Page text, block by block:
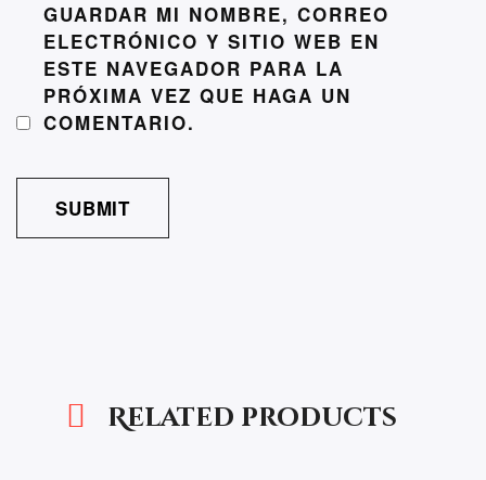
GUARDAR MI NOMBRE, CORREO
ELECTRÓNICO Y SITIO WEB EN
ESTE NAVEGADOR PARA LA
PRÓXIMA VEZ QUE HAGA UN
COMENTARIO.
Related products